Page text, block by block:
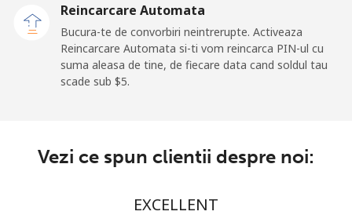
Telefon fix ⁦33.9¢⁩
29 min pentru
⁦$10⁩
⁦27.5¢⁩
36 min pentru
⁦9.9¢⁩
101 min pentru
Reincarcare Automata
Bucura-te de convorbiri neintrerupte. Activeaza
Reincarcare Automata si-ti vom reincarca PIN-ul cu
suma aleasa de tine, de fiecare data cand soldul tau
scade sub ⁦$5⁩.
Vezi ce spun clientii despre noi:
EXCELLENT